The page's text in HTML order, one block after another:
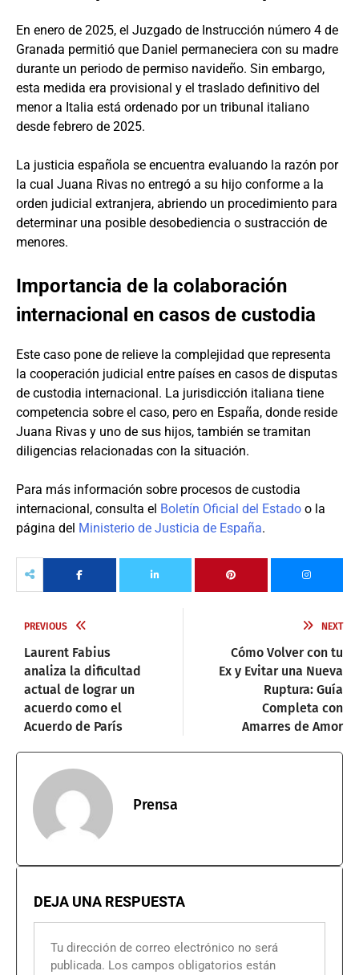
En enero de 2025, el Juzgado de Instrucción número 4 de
Granada permitió que Daniel permaneciera con su madre
durante un periodo de permiso navideño. Sin embargo,
esta medida era provisional y el traslado definitivo del
menor a Italia está ordenado por un tribunal italiano
desde febrero de 2025.
La justicia española se encuentra evaluando la razón por
la cual Juana Rivas no entregó a su hijo conforme a la
orden judicial extranjera, abriendo un procedimiento para
determinar una posible desobediencia o sustracción de
menores.
Importancia de la colaboración
internacional en casos de custodia
Este caso pone de relieve la complejidad que representa
la cooperación judicial entre países en casos de disputas
de custodia internacional. La jurisdicción italiana tiene
competencia sobre el caso, pero en España, donde reside
Juana Rivas y uno de sus hijos, también se tramitan
diligencias relacionadas con la situación.
Para más información sobre procesos de custodia
internacional, consulta el Boletín Oficial del Estado o la
página del Ministerio de Justicia de España.
PREVIOUS
Laurent Fabius
analiza la dificultad
actual de lograr un
acuerdo como el
Acuerdo de París
NEXT
Cómo Volver con tu
Ex y Evitar una Nueva
Ruptura: Guía
Completa con
Amarres de Amor
Prensa
DEJA UNA RESPUESTA
Tu dirección de correo electrónico no será
publicada. Los campos obligatorios están